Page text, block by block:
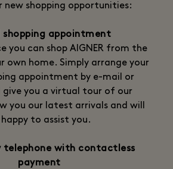
new shopping opportunities:
shopping appointment
you can shop AIGNER from the
home. Simply arrange your
appointment by e-mail or
give you a virtual tour of our
you our latest arrivals and will
happy to assist you.
telephone with contactless
payment